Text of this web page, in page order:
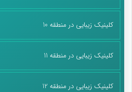
کلینیک زیبایی در منطقه 10
کلینیک زیبایی در منطقه 11
کلینیک زیبایی در منطقه 12